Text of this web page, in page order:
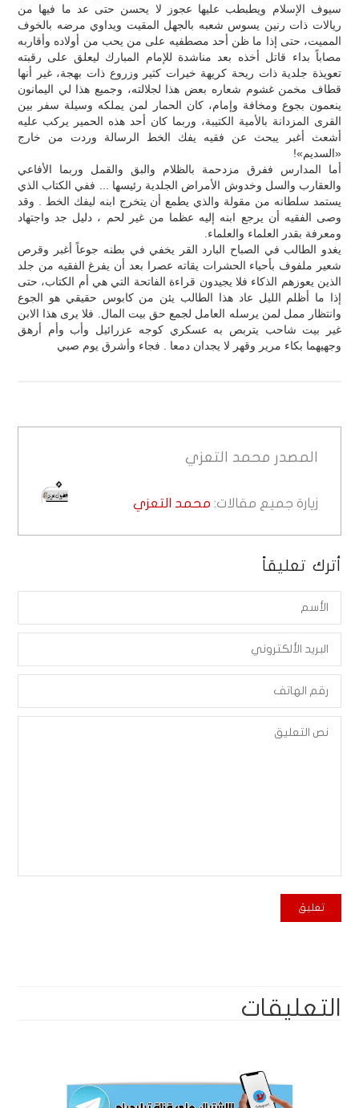
سيوف الإسلام ويطبطب عليها عجوز لا يحسن حتى عد ما فيها من
ريالات ذات رنين يسوس شعبه بالجهل المقيت ويداوي مرضه بالخوف
المميت، حتى إذا ما ظن أحد مصطفيه على من يحب من أولاده وأقاربه
مصاباً بداء قاتل أخذه بعد مناشدة للإمام المبارك ليعلق على رقبته
تعويذة جلدية ذات ريحة كريهة خيرات كثير وزروع ذات بهجة، غير أنها
قطاف مخمن غشوم شعاره بعض هذا لجلالته، وجميع هذا لي اليمانون
ينعمون بجوع ومخافة وإمام، كان الحمار لمن يملكه وسيلة سفر بين
القرى المزدانة بالأمية الكتيبة، وربما كان أحد هذه الحمير يركب عليه
أشعث أغبر يبحث عن فقيه يفك الخط الرسالة وردت من خارج
«السديم»!
أما المدارس ففرق مزدحمة بالظلام والبق والقمل وربما الأفاعي
والعقارب والسل وخدوش الأمراض الجلدية رئيسها ... ففي الكتاب الذي
يستمد سلطانه من مقولة والذي يطمع أن يتخرج ابنه ليفك الخط . وقد
وصى الفقيه أن يرجع ابنه إليه عظما من غير لحم ، دليل جد واجتهاد
ومعرفة بقدر العلماء والعلماء.
يغدو الطالب في الصباح البارد القر يخفي في بطنه جوعاً أغبر وقرص
شعير ملفوف بأحياء الحشرات يقاته عصرا بعد أن يفرغ الفقيه من جلد
الذين يعوزهم الذكاء فلا يجيدون قراءة الفاتحة التي هي أم الكتاب، حتى
إذا ما أظلم الليل عاد هذا الطالب يئن من كابوس حقيقي هو الجوع
وانتظار ممل لمن يرسله العامل لجمع حق بيت المال. فلا يرى هذا الابن
غير بيت شاحب يتربص به عسكري كوجه عزرائيل وأب وأم أرهق
وجهيهما بكاء مرير وقهر لا يجدان دمعا . فجاء وأشرق يوم صبي
المصدر محمد التعزي
زيارة جميع مقالات: محمد التعزي
أترك تعليقاً
التعليقات